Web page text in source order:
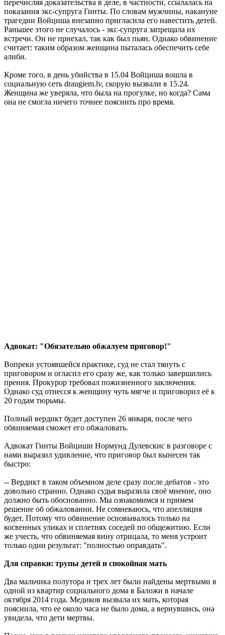
перечисляя доказательства в деле, в частности, ссылалась на
показания экс-супруга Гинты. По словам мужчины, накануне
трагедии Войциша внезапно пригласила его навестить детей.
Раньшее этого не случалось - экс-супруга запрещала их
встречи. Он не приехал, так как был пьян. Однако обвинение
считает: таким образом женщина пыталась обеспечить себе
алиби.
Кроме того, в день убийства в 15.04 Войциша вошла в
социальную сеть draugiem.lv, скорую вызвали в 15.24.
Женщина же уверяла, что была на прогулке, но когда? Сама
она не смогла ничего точнее пояснить про время.
Адвокат: "Обязательно обжалуем приговор!"
Вопреки устоявшейся практике, суд не стал тянуть с
приговором и огласил его сразу же, как только завершились
прения. Прокурор требовал пожизненного заключения.
Однако суд отнесся к женщину чуть мягче и приговорил её к
20 годам тюрьмы.
Полный вердикт будет доступен 26 января, после чего
обвиняемая сможет его обжаловать.
Адвокат Гинты Войциши Нормунд Дулевскис в разговоре с
нами выразил удивление, что приговор был вынесен так
быстро:
-- Вердикт в таком объемном деле сразу после дебатов - это
довольно странно. Однако судья выразила своё мнение, оно
должно быть обоснованно. Мы ознакомимся и примем
решение об обжаловании. Не сомневаюсь, что апелляция
будет. Потому что обвинение основывалось только на
косвенных уликах и сплетнях соседей по общежитию. Если
же учесть, что обвиняемая вину отрицала, то меня устроит
только один результат: "полностью оправдать".
Для справки: трупы детей и спокойная мать
Два мальчика полутора и трех лет были найдены мертвыми в
одной из квартир социального дома в Баложи в начале
октября 2014 года. Медиков вызвала их мать, которая
пояснила, что ее около часа не было дома, а вернувшись, она
увидела, что дети мертвы.